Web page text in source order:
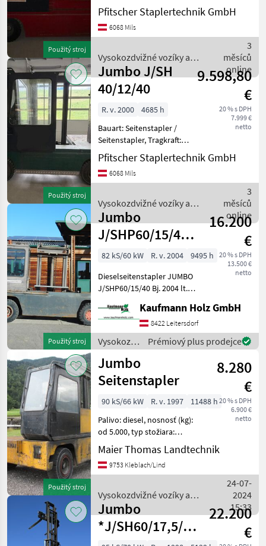
Použitý stroj
Tragkraft: 5000kg, Hubhöhe:
4000mm, Bauhöhe:
2960mm, Freihub: 150mm,
Batterie: 80V 1085Ah
Zustand:
Pfitscher Staplertechnik GmbH
6068 Mils
Vysokozdvižné vozíky a
skladová technika / Jumbo
3
měsíců
online
Použitý stroj
Jumbo J/SH
40/12/40
9.598,80
€
20 % s DPH
7.999 €
netto
R. v. 2000
4685 h
Bauart: Seitenstapler /
Seitenstapler, Tragkraft:
4000kg, Hubhöhe: 4000mm,
Freihub: 150mm, Bereifung
vorne: Superelastik ,
Superelastik , Beschrei
Pfitscher Staplertechnik GmbH
6068 Mils
Vysokozdvižné vozíky a
skladová technika / Jumbo
3
měsíců
online
Použitý stroj
Jumbo
J/SHP60/15/40
Dieselseitenstapler
6 Tonnen Hubkr
16.200
€
20 % s DPH
13.500 €
netto
82 kS/60 kW R. v. 2004
9495 h
Dieselseitenstapler JUMBO
J/SHP60/15/40 Bj. 2004 lt.
Perkins Motor 6 Tonnen
Hubkraft 4 Meter Hubhöhe
2, 90 Meter Bauhöhe 1, 50
Meter Ga
Kaufmann Holz GmbH
8422 Leitersdorf
Vysokozdvižné
vozíky a
skladová
technika /
Jumbo
Prémiový plus prodejce
Použitý stroj
Jumbo
Seitenstapler
8.280
€
20 % s DPH
6.900 €
netto
90 kS/66 kW R. v. 1997
11488 h
Palivo: diesel, nosnosť (kg):
od 5.000, typ stožiara:
Štandard, , Vodičská kabína,
: Vysokozdvižné vozíky a
skladová technika Vozík
Maier Thomas Landtechnik
9753 Kleblach/Lind
Vysokozdvižné vozíky a
skladová technika / Jumbo
24-07-
2024
15:33
Jumbo
*J/SH60/17,5/75TV*5219
22.200
€